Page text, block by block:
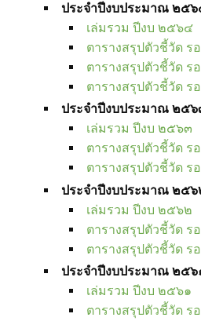
ประจำปีงบประมาณ ๒๕
เล่มรวม ปีงบ ๒๕๖๔
ตารางสรุปตัวชี้วัด ร
ตารางสรุปตัวชี้วัด ร
ตารางสรุปตัวชี้วัด ร
ประจำปีงบประมาณ ๒๕
เล่มรวม ปีงบ ๒๕๖๓
ตารางสรุปตัวชี้วัด ร
ตารางสรุปตัวชี้วัด ร
ประจำปีงบประมาณ ๒๕
เล่มรวม ปีงบ ๒๕๖๒
ตารางสรุปตัวชี้วัด ร
ตารางสรุปตัวชี้วัด ร
ประจำปีงบประมาณ ๒๕๖
เล่มรวม ปีงบ ๒๕๖๑
ตารางสรุปตัวชี้วัด ร